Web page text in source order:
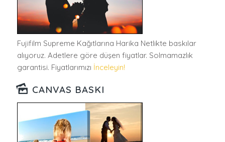
Fujifilm Supreme Kağıtlarına Harika Netlikte baskılar
alıyoruz. Adetlere göre düşen fiyatlar. Solmamazlık
garantisi. Fiyatlarımızı İnceleyin!
CANVAS BASKI